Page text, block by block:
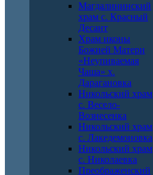
Магдалининский
храм с. Красный
Десант
Храм иконы
Божией Матери
«Неупиваемая
Чаша» х.
Дарагановка
Никольский храм
с. Весело-
Вознесенка
Никольский храм
с. Лакедемоновка
Никольский храм
с. Николаевка
Преображенский